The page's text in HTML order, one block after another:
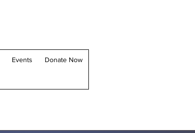
Events Donate Now